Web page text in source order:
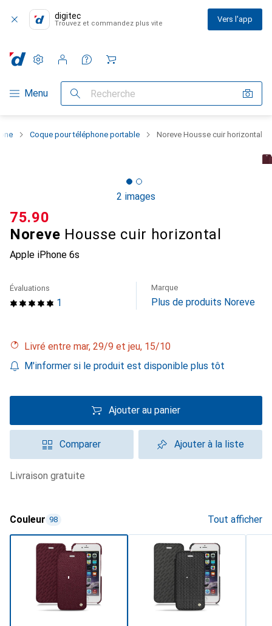
digitec
Trouvez et commandez plus vite Vers l'app
Navigation par catégorie
Menu Recherche
Paramètres
Compte client
Listes de comparaison
Listes d'envies
Panier
Coque pour téléphone portable Noreve Housse cuir horizontal
2 images
Noreve Housse cuir horizontal
Apple iPhone 6s
CHF
75.90
1
Évaluations Marque
Plus de produits Noreve
Livré entre mar, 29/9 et jeu, 15/10
M'informer si le produit est disponible plus tôt
Ajouter au panier
Comparer Ajouter à la liste
livraison gratuite
Couleur 98 Tout afficher